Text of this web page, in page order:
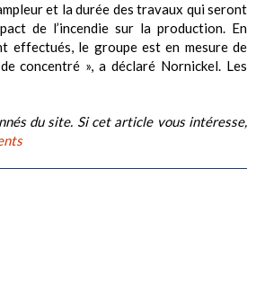
et la durée des travaux qui seront
de l’incendie sur la production. En
effectués, le groupe est en mesure de
concentré », a déclaré Nornickel. Les
du site. Si cet article vous intéresse,